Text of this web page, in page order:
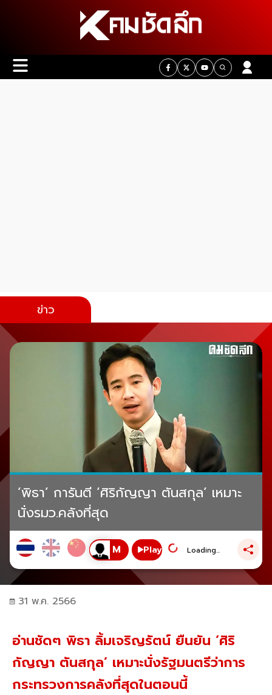
ข่าว
‘พิธา’ การันตี ‘ศิริกัญญา ตันสกุล’ เหมาะ
นั่งรมว.คลังที่สุด
Play Loading...
31 พ.ค. 2566
อ่านชัดๆ พิธา ลิ้มเจริญรัตน์ ยืนยัน ‘ศิริ
กัญญา ตันสกุล’ เหมาะนั่งรัฐมนตรีว่าการ
กระทรวงการคลังที่สุดในตอนนี้